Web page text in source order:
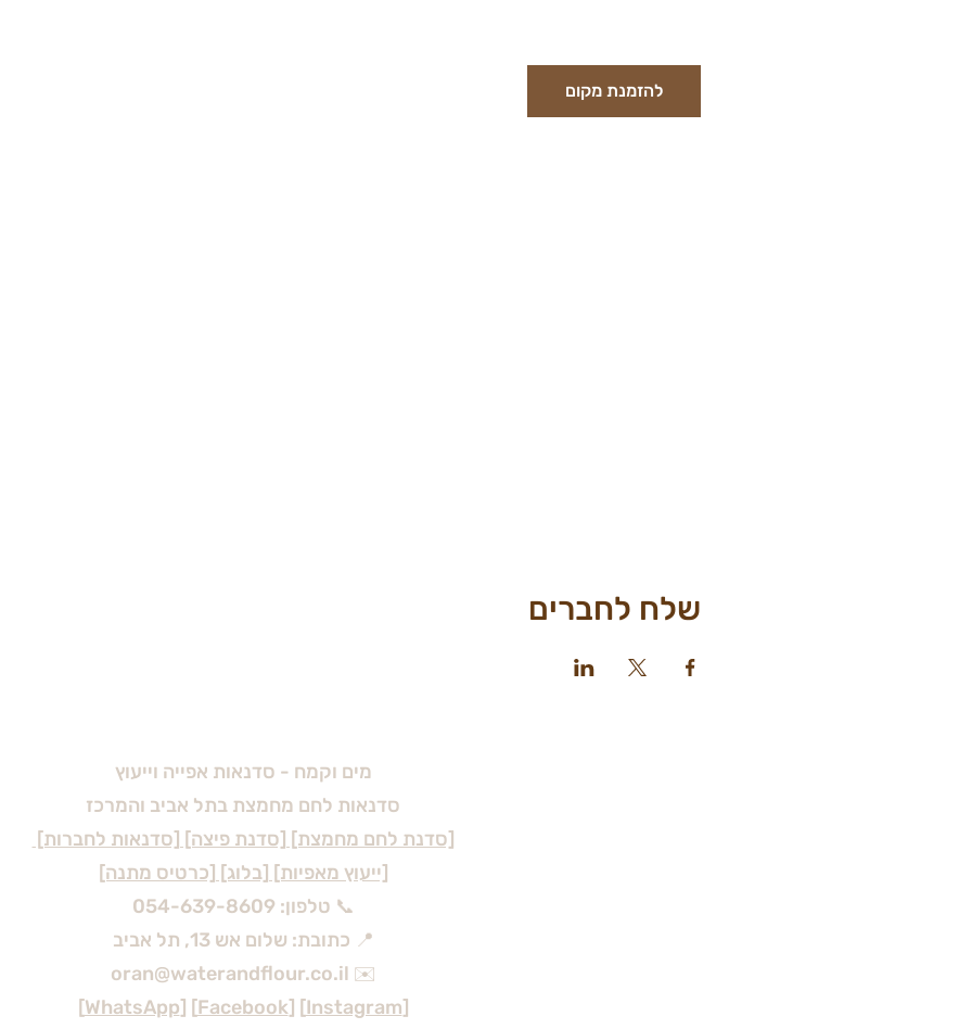
להזמנת מקום
שלח לחברים
מים וקמח - סדנאות אפייה וייעוץ
סדנאות לחם מחמצת בתל אביב והמרכז
[סדנת לחם מחמצת] [סדנת פיצה] [סדנאות לחברות]
[ייעוץ מאפיות] [בלוג] [כרטיס מתנה]
📞 טלפון: 054-639-8609
📍 כתובת: שלום אש 13, תל אביב
✉️ oran@waterandflour.co.il
[
Instagram
] [
Facebook
] [
WhatsApp
]